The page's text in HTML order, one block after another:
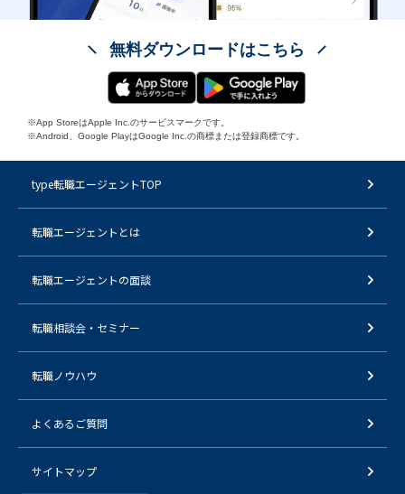
無料ダウンロードはこちら
※App StoreはApple Inc.のサービスマークです。
※Android、Google PlayはGoogle Inc.の商標または登録商標です。
type転職エージェントTOP
転職エージェントとは
転職エージェントの面談
転職相談会・セミナー
転職ノウハウ
よくあるご質問
サイトマップ